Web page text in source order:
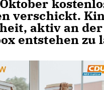
verschickt.
aktiv an
entstehen zu